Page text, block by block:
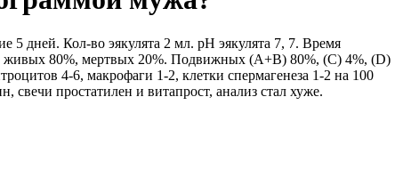
5 дней. Кол-во эякулята 2 мл. рН эякулята 7, 7. Время
живых 80%, мертвых 20%. Подвижных (А+В) 80%, (С) 4%, (D)
4-6, макрофаги 1-2, клетки спермагенеза 1-2 на 100
простатилен и витапрост, анализ стал хуже.